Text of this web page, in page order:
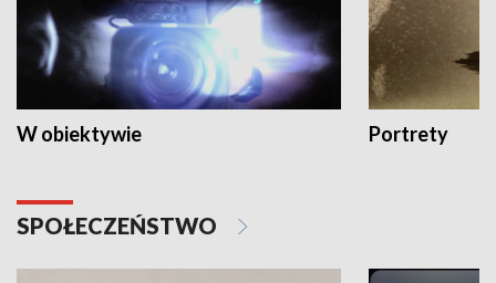
W obiektywie Portrety
SPOŁECZEŃSTWO